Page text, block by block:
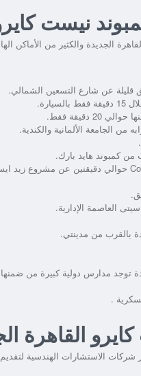
نيست
الجديدة والكثير من الأماكن
قليلة عن شارع التسعين الشمالي.
دقيقة فقط.
من الجامعة الألمانية والكندية.
من كمبوند هايد بارك.
حوالي دقيقتين عن مشروع زيد
بالقرب من مدينتي.
توجد مدارس دولية كبيرة من ضمنها
.
القاهرة
شركات الاستشارات الهندسية